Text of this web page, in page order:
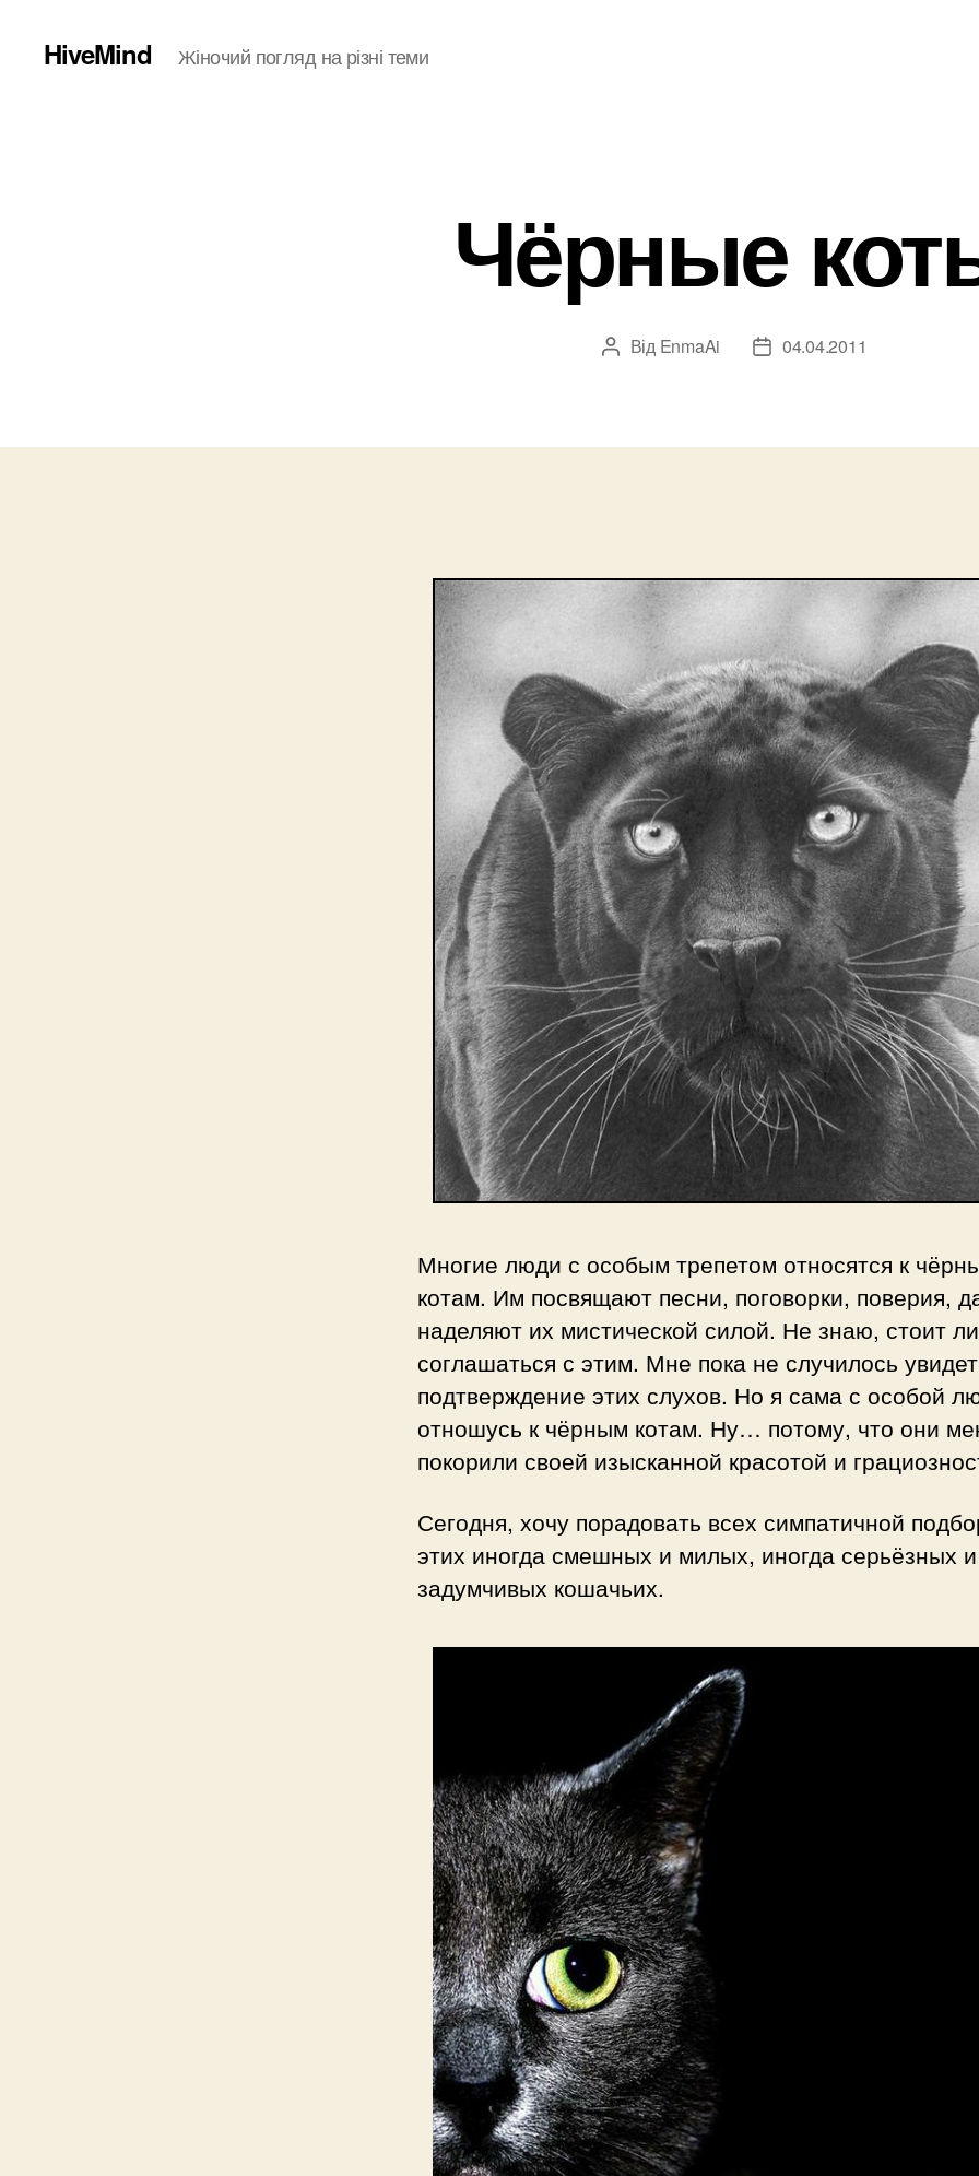
HiveMind Жіночий погляд на різні теми
Чёрные
Автор
Від EnmaAi
Дата04.04.2011
Многие люди с особым трепетом относятся к
котам. Им посвящают песни, поговорки, поверия,
наделяют их мистической силой. Не знаю, стоит ли
соглашаться с этим. Мне пока не случилось
подтверждение этих слухов. Но я сама с особой
отношусь к чёрным котам. Ну… потому, что они
покорили своей изысканной красотой и
Сегодня, хочу порадовать всех симпатичной
этих иногда смешных и милых, иногда серьёзных и
задумчивых кошачьих.